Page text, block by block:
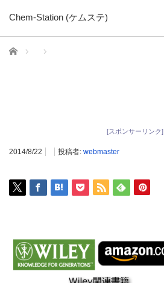
Chem-Station (ケムステ)
ホーム
[スポンサーリンク]
2014/8/22 投稿者: webmaster